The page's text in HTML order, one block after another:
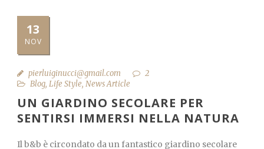
13
NOV
pierluiginucci@gmail.com
2
Blog, Life Style, News Article
UN GIARDINO SECOLARE PER
SENTIRSI IMMERSI NELLA NATURA
Il b&b è circondato da un fantastico giardino secolare